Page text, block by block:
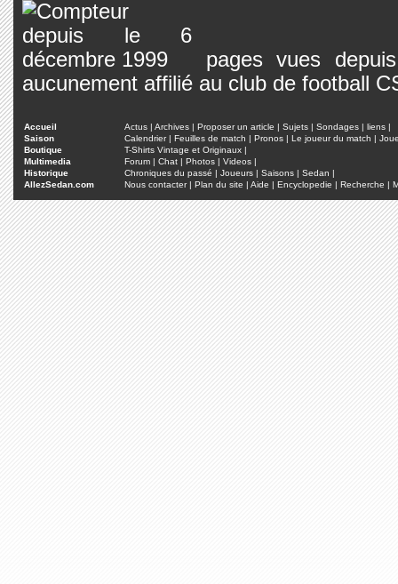
pages vues
aucunement affilié au club de football
Accueil Actus | Archives | Proposer un article | Sujets | Sondages | liens |
Saison
Calendrier| Feuilles de match | Pronos | Le joueur du match |
Boutique
T-Shirts Vintage et Originaux |
Multimedia
Forum | Chat | Photos | Videos |
Historique
Chroniques du passé | Joueurs | Saisons | Sedan |
AllezSedan.com
Nous contacter| Plan du site | Aide | Encyclopedie | Recherche |